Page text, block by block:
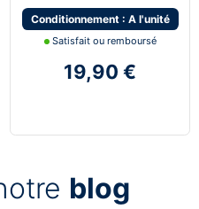
Conditionnement : A l'unité
Satisfait ou remboursé
19,90 €
blog